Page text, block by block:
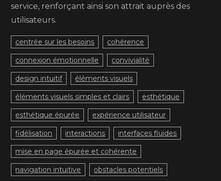
service, renforçant ainsi son attrait auprès des
utilisateurs.
centrée sur les besoins cohérence
connexion émotionnelle convivialité
design intuitif éléments visuels
éléments visuels simples et clairs esthétique
esthétique épurée expérience utilisateur
fidélisation interactions interfaces fluides
mise en page épurée et cohérente
navigation intuitive obstacles potentiels